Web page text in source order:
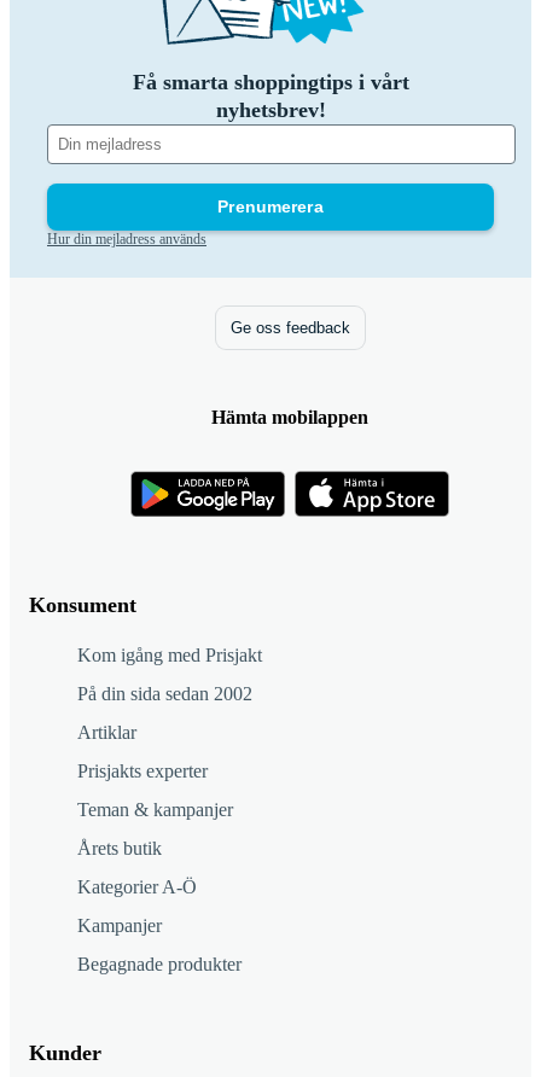
Få smarta shoppingtips i vårt
nyhetsbrev!
Prenumerera
Hur din mejladress används
Konsument
Kom igång med Prisjakt
På din sida sedan 2002
Artiklar
Prisjakts experter
Teman & kampanjer
Årets butik
Kategorier A-Ö
Kampanjer
Begagnade produkter
Kunder
Ge oss feedback
Hämta mobilappen